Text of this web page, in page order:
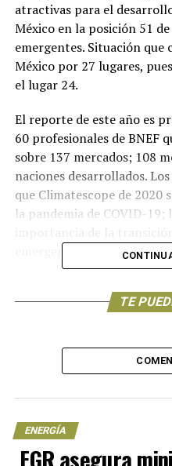
atractivas para el
México en la posición 51
emergentes. Situación que
México por 27 lugares,
el lugar 24.
El reporte de este año es
60 profesionales de BNEF
sobre 137 mercados; 108
naciones desarrollados.
que Climatescope de 2020
la pandemia de COVID-19;
emergentes hoy más que
año en que ostentó la
desarrollados, entonces
dentro de este listado en
destino líder para el
previa a la presente
TE
ENERGÍA
FGR asegura